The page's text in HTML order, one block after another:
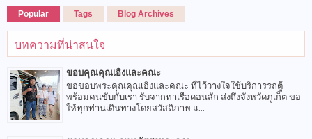
Popular Tags Blog Archives
บทความที่น่าสนใจ
ขอบคุณคุณเอิงและคณะ
ขอขอบพระคุณคุณเอิงและคณะ ที่ไว้วางใจใช้บริการรถตู้
พร้อมคนขับกับเรา รับจากท่าเรือดอนสัก ส่งถึงจังหวัดภูเก็ต ขอ
ให้ทุกท่านเดินทางโดยสวัสดิภาพ แ...